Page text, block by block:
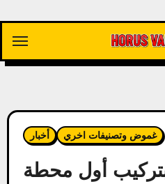
content
أخبار غموض وتصنيفات اخري
بتركيب أول محطة